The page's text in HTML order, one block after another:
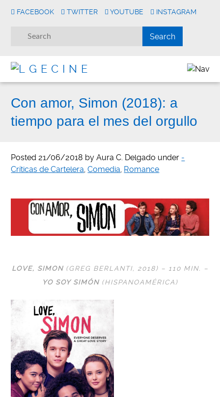
FACEBOOK TWITTER YOUTUBE INSTAGRAM
Con amor, Simon (2018): a
tiempo para el mes del orgullo
Posted21/06/2018 byAura C. Delgado under -
Críticas de Cartelera,Comedia, Romance
LOVE, SIMON(GREG BERLANTI, 2018) – 110 MIN. –
YO SOY SIMÓN(HISPANOAMÉRICA)